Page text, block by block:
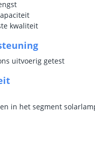
kwaliteit
uitvoerig getest
in het segment